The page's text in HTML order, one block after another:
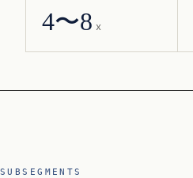
4〜8 x
SUBSEGMENTS